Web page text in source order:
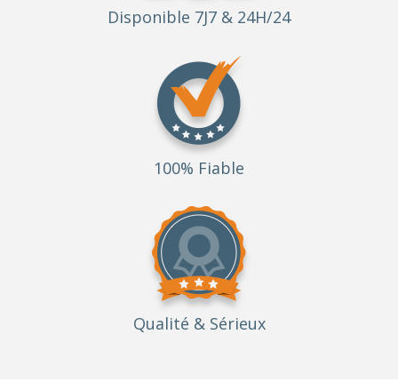
Disponible 7J7 & 24H/24
100% Fiable
Qualité & Sérieux